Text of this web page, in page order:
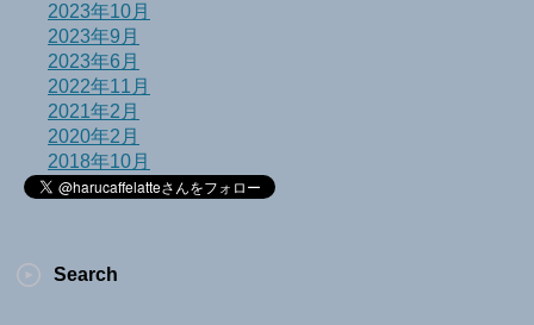
2023年10月
2023年9月
2023年6月
2022年11月
2021年2月
2020年2月
2018年10月
Search